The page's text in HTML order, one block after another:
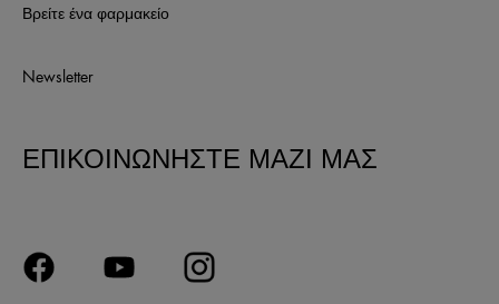
Βρείτε ένα φαρμακείο
Newsletter
ΕΠΙΚΟΙΝΩΝΗΣΤΕ ΜΑΖΙ ΜΑΣ